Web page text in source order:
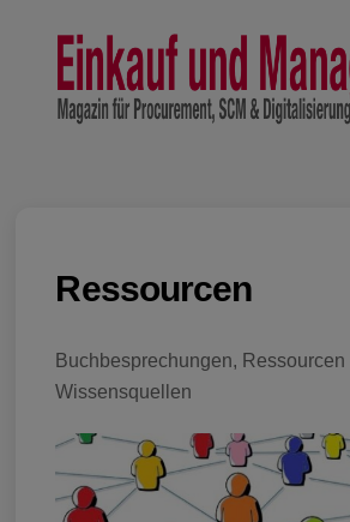
Ressourcen
Buchbesprechungen, Ressourcen
Wissensquellen